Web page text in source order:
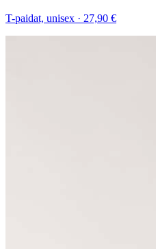
T-paidat, unisex · 27,90 €